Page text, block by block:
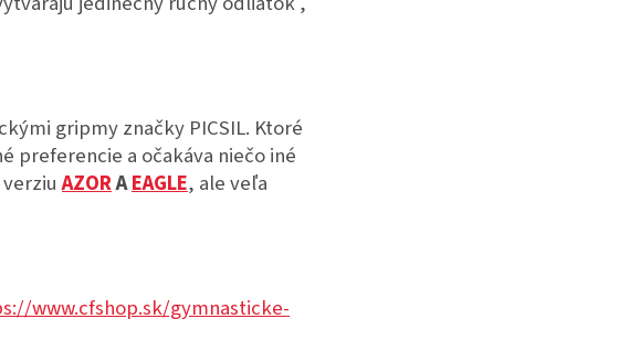
gripmy značky PICSIL. Ktoré
preferencie a očakáva niečo iné
verziuAZORAEAGLE, ale veľa
www.cfshop.sk/gymnasticke-